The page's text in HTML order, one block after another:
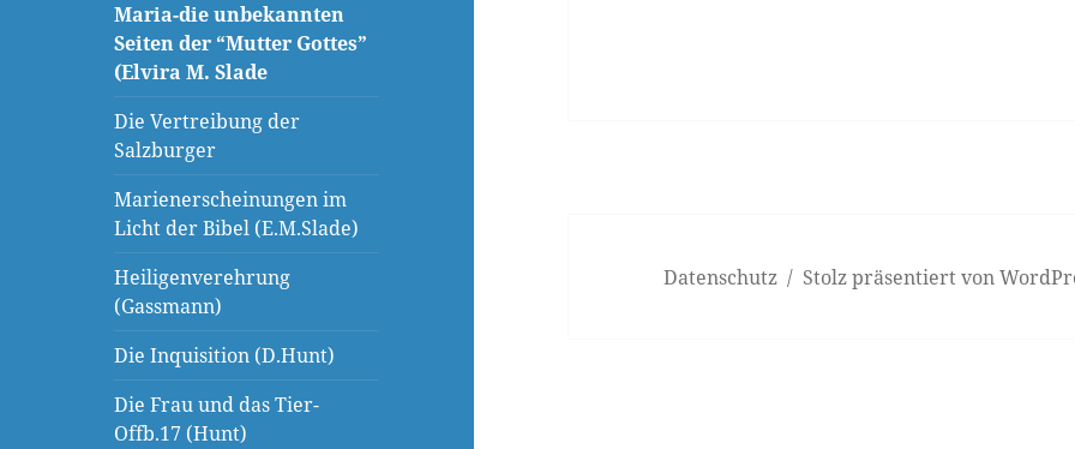
Maria-die unbekannten
Seiten der “Mutter Gottes”
(Elvira M. Slade
Die Vertreibung der
Salzburger
Marienerscheinungen im
Licht der Bibel (E.M.Slade)
Heiligenverehrung
(Gassmann)
Die Inquisition (D.Hunt)
Die Frau und das Tier-
Offb.17 (Hunt)
Datenschutz Stolz präsentiert von